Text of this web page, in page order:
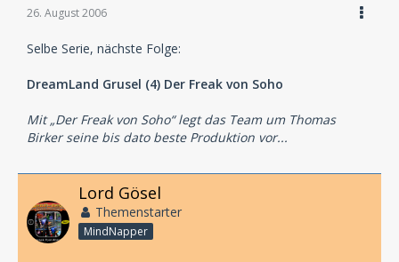
26. August 2006
Selbe Serie, nächste Folge:
DreamLand Grusel (4) Der Freak von Soho
Mit „Der Freak von Soho“ legt das Team um Thomas
Birker seine bis dato beste Produktion vor...
Lord Gösel
Themenstarter
MindNapper